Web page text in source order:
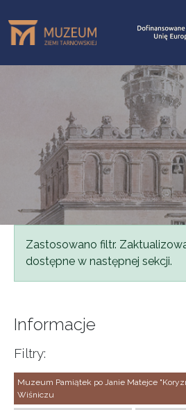
Komunikat
Zastosowano filtr.
dostępne w następnej sekcji.
Informacje
Filtry:
Muzeum Pamiątek po Janie Matejce
Wiśniczu